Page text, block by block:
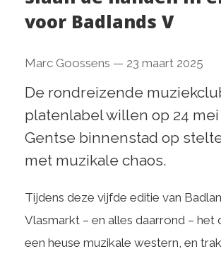
voor Badlands V
Marc Goossens — 23 maart 2025
De rondreizende
platenlabel willen op 24
Gentse binnenstad op
met muzikale chaos.
Tijdens deze vijfde editie van
Vlasmarkt – en alles daarrond – het
een heuse muzikale western, en